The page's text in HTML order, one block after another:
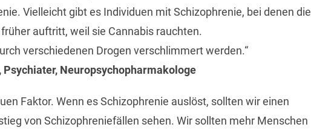
Vielleicht gibt es Individuen mit Schizophrenie, bei denen die
auftritt, weil sie Cannabis rauchten.
verschiedenen Drogen verschlimmert werden.“
Psychiater, Neuropsychopharmakologe
Faktor. Wenn es Schizophrenie auslöst, sollten wir einen
von Schizophreniefällen sehen. Wir sollten mehr Menschen